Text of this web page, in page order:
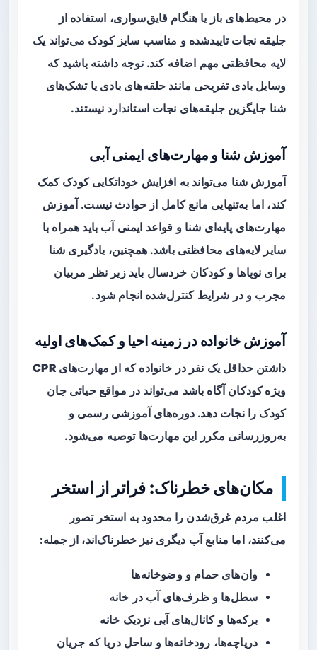
در محیط‌های باز یا هنگام قایق‌سواری، استفاده از
جلیقه نجات تاییدشده و مناسب سایز کودک می‌تواند یک
لایه محافظتی مهم اضافه کند. توجه داشته باشید که
وسایل بادی تفریحی مانند حلقه‌های بادی یا تشک‌های
شنا جایگزین جلیقه‌های نجات استاندارد نیستند.
آموزش شنا و مهارت‌های ایمنی آبی
آموزش شنا می‌تواند به افزایش خوداتکایی کودک کمک
کند، اما به‌تنهایی مانع کامل از حوادث نیست. آموزش
مهارت‌های پایه‌ای شنا و قواعد ایمنی آب باید همراه با
سایر لایه‌های محافظتی باشد. همچنین، یادگیری شنا
برای نوپاها و کودکان خردسال باید زیر نظر مربیان
مجرب و در شرایط کنترل‌شده انجام شود.
آموزش خانواده در زمینه احیا و کمک‌های اولیه
داشتن حداقل یک نفر در خانواده که از مهارت‌هایCPR
ویژه کودکان آگاه باشد می‌تواند در مواقع حیاتی جان
کودک را نجات دهد. دوره‌های آموزشی رسمی و
به‌روزرسانی مکرر این مهارت‌ها توصیه می‌شود.
مکان‌های خطرناک: فراتر از استخر
اغلب مردم غرق‌شدن را محدود به استخر تصور
می‌کنند، اما منابع آب دیگری نیز خطرناک‌اند، از جمله:
وان‌های حمام و وضوخانه‌ها
سطل‌ها و ظرف‌های آب در خانه
برکه‌ها و کانال‌های آبی نزدیک خانه
دریاچه‌ها، رودخانه‌ها و ساحل دریا که جریان